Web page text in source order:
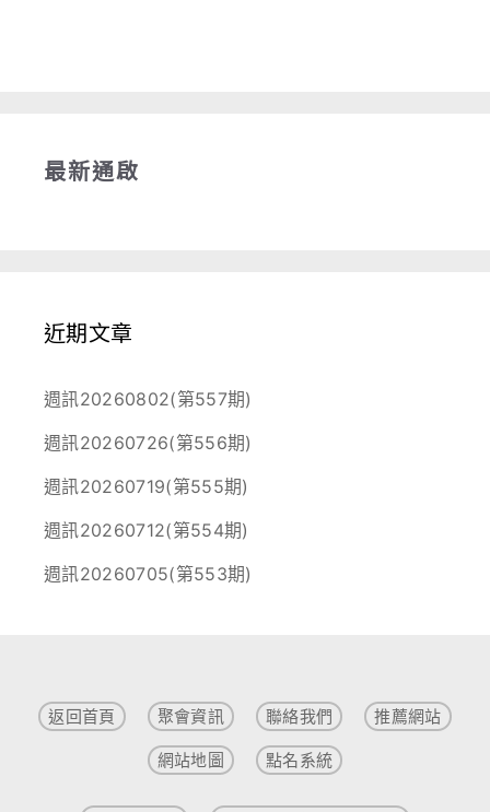
最新通啟
近期文章
週訊20260802(第557期)
週訊20260726(第556期)
週訊20260719(第555期)
週訊20260712(第554期)
週訊20260705(第553期)
返回首頁 聚會資訊 聯絡我們 推薦網站
網站地圖 點名系統